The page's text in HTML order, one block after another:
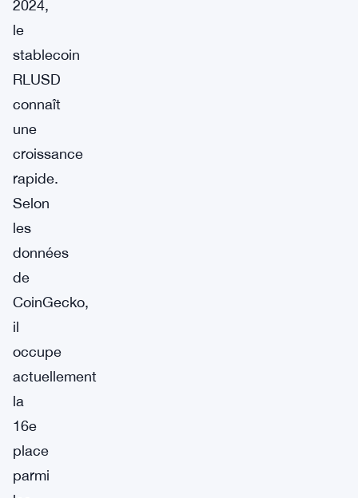
2024,
le
stablecoin
RLUSD
connaît
une
croissance
rapide.
Selon
les
données
de
CoinGecko,
il
occupe
actuellement
la
16e
place
parmi